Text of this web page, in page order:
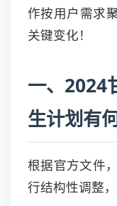
作按用户需求
关键变化！
一、2024
生计划有
根据官方文件
行结构性调整